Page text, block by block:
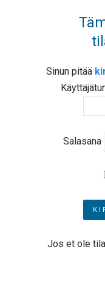
Sinun pitää
Salasana
Jos et ole